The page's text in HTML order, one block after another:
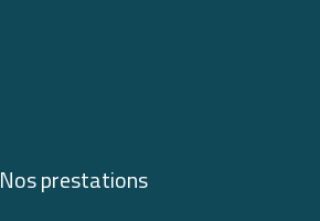
Nos prestations